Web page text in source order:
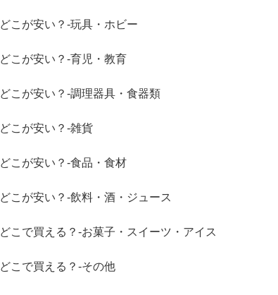
どこが安い？-玩具・ホビー
どこが安い？-育児・教育
どこが安い？-調理器具・食器類
どこが安い？-雑貨
どこが安い？-食品・食材
どこが安い？-飲料・酒・ジュース
どこで買える？-お菓子・スイーツ・アイス
どこで買える？-その他